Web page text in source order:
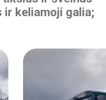
keliamoji galia;